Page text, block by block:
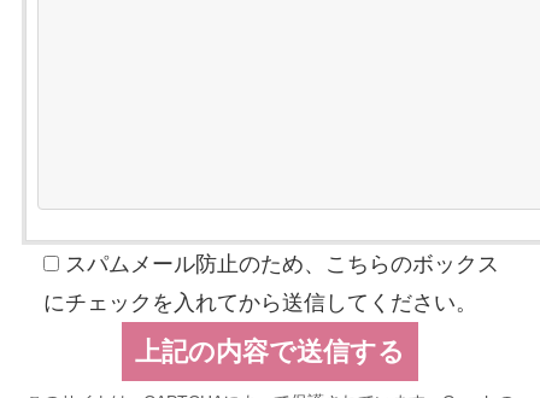
スパムメール防止のため、こちらのボックス
にチェックを入れてから送信してください。